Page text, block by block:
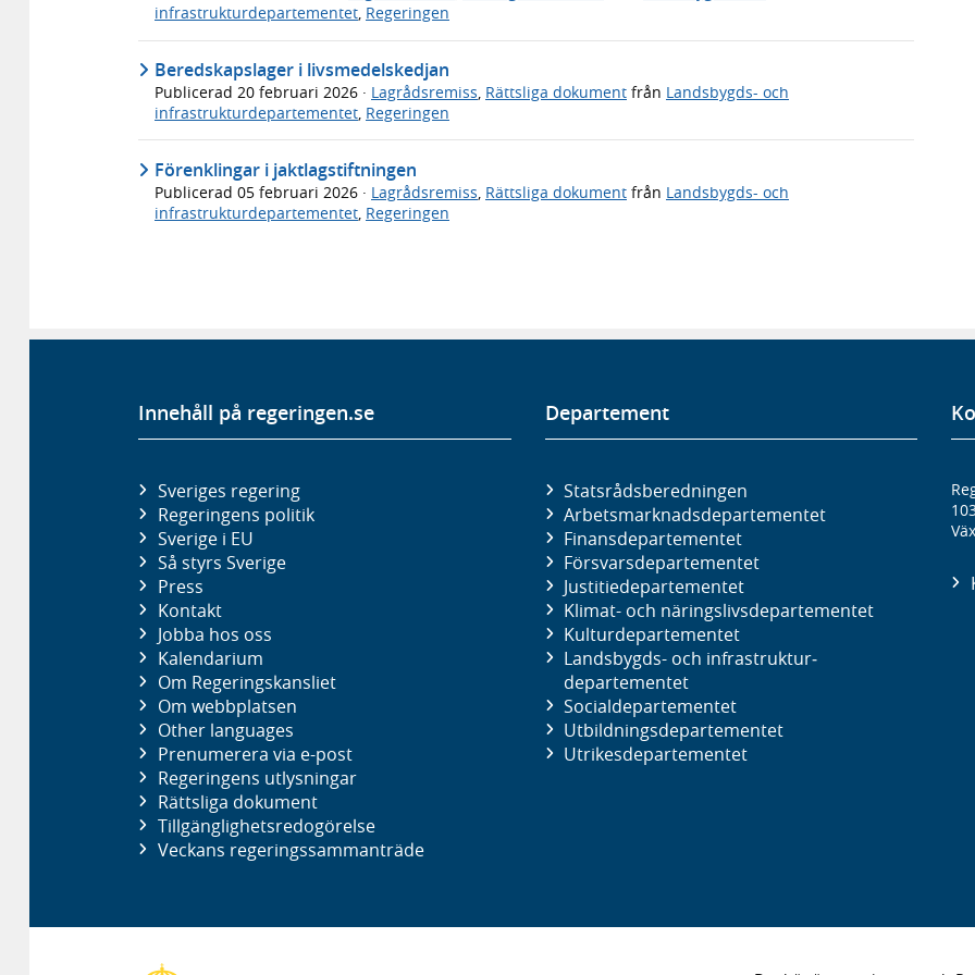
infrastrukturdepartementet, Regeringen
Beredskapslager i livsmedelskedjan
Publicerad 20 februari 2026 · Lagrådsremiss, Rättsliga dokument från Landsbygds- och
infrastrukturdepartementet, Regeringen
Förenklingar i jaktlagstiftningen
Publicerad 05 februari 2026 · Lagrådsremiss Rättsliga dokument från Landsbygds- och
infrastrukturdepartementet Regeringen
Innehåll på regeringen.se
Sveriges regering
Regeringens politik
Sverige i EU
Så styrs Sverige
Press
Kontakt
Jobba hos oss
Kalendarium
Om Regeringskansliet
Om webbplatsen
Other languages
Prenumerera via e-post
Regeringens utlysningar
Rättsliga dokument
Tillgänglighetsredogörelse
Veckans regeringssammanträde
Departement
Statsrådsberedningen
Arbetsmarknads­departementet
Finans­departementet
Försvars­departementet
Justitie­departementet
Klimat- och näringslivs­departementet
Kultur­departementet
Landsbygds- och infrastruktur­
departementet
Social­departementet
Utbildnings­departementet
Utrikes­departementet